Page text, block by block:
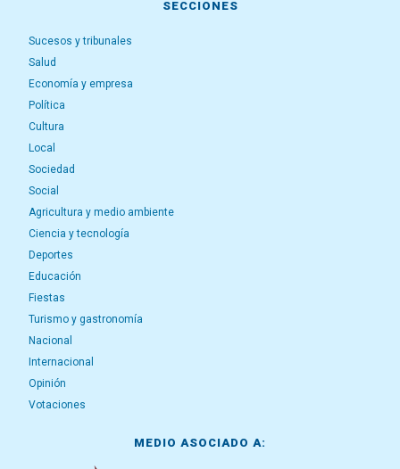
SECCIONES
Sucesos y tribunales
Salud
Economía y empresa
Política
Cultura
Local
Sociedad
Social
Agricultura y medio ambiente
Ciencia y tecnología
Deportes
Educación
Fiestas
Turismo y gastronomía
Nacional
Internacional
Opinión
Votaciones
MEDIO ASOCIADO A: